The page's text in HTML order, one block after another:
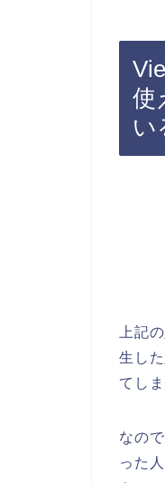
使
い
上記
生し
てし
なの
った